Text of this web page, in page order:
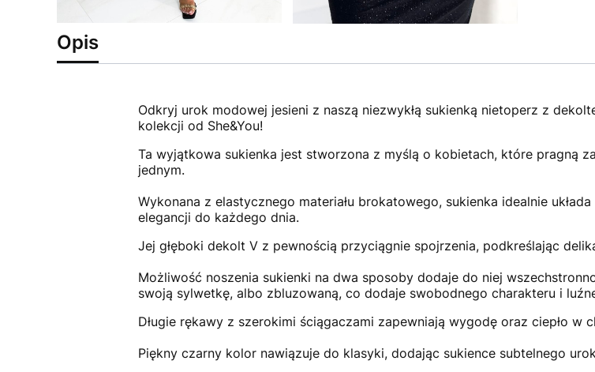
Opis
Odkryj urok modowej jesieni z naszą niezwykłą sukienką nietoperz z
kolekcji od She&You!
Ta wyjątkowa sukienka jest stworzona z myślą o kobietach, które pragną
jednym.
Wykonana z elastycznego materiału brokatowego, sukienka idealnie
elegancji do każdego dnia.
Jej głęboki dekolt V z pewnością przyciągnie spojrzenia, podkreślając
Możliwość noszenia sukienki na dwa sposoby dodaje do niej
swoją sylwetkę, albo zbluzowaną, co dodaje swobodnego charakteru i
Długie rękawy z szerokimi ściągaczami zapewniają wygodę oraz ciepło w
Piękny czarny kolor nawiązuje do klasyki, dodając sukience subtelnego